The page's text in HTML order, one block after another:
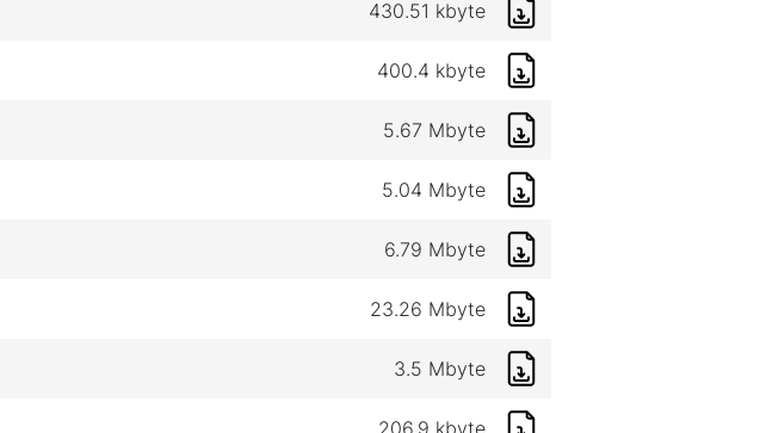
430.51 kbyte
400.4 kbyte
5.67 Mbyte
5.04 Mbyte
6.79 Mbyte
23.26 Mbyte
3.5 Mbyte
206.9 kbyte